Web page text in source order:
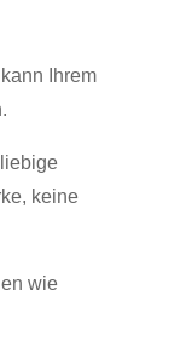
Ihrem
keine
wie